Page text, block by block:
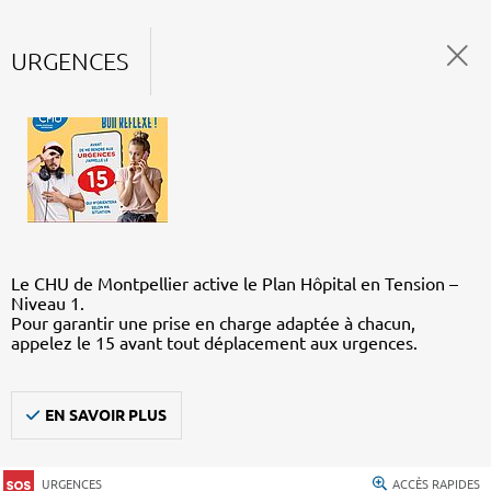
URGENCES
Le CHU de Montpellier active le Plan Hôpital en Tension –
Niveau 1.
Pour garantir une prise en charge adaptée à chacun,
appelez le 15 avant tout déplacement aux urgences.
EN SAVOIR PLUS
URGENCES ACCÈS RAPIDES